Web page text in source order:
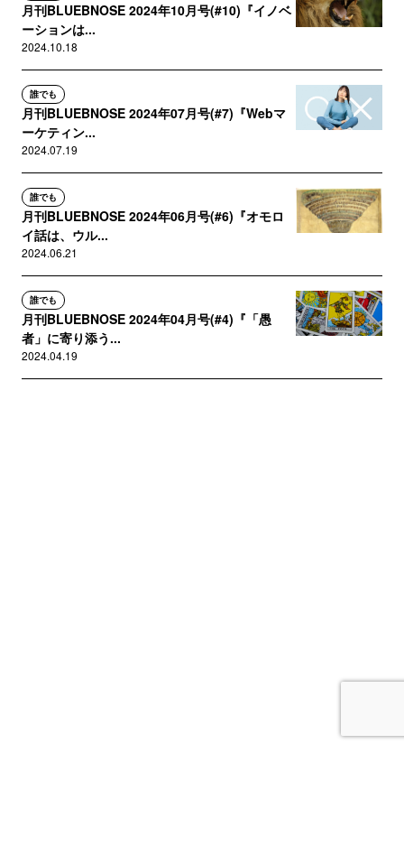
月刊BLUEBNOSE 2024年10月号(#10)『イノベ
ーションは...
2024.10.18
誰でも
月刊BLUEBNOSE 2024年07月号(#7)『Webマ
ーケティン...
2024.07.19
誰でも
月刊BLUEBNOSE 2024年06月号(#6)『オモロ
イ話は、ウル...
2024.06.21
誰でも
月刊BLUEBNOSE 2024年04月号(#4)『「愚
者」に寄り添う...
2024.04.19